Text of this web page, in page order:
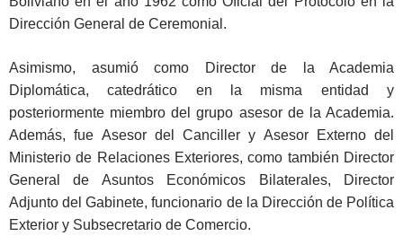
Dirección General de Ceremonial.
Asimismo, asumió como Director de la Academia
Diplomática, catedrático en la misma entidad y
posteriormente miembro del grupo asesor de la Academia.
Además, fue Asesor del Canciller y Asesor Externo del
Ministerio de Relaciones Exteriores, como también Director
General de Asuntos Económicos Bilaterales, Director
Adjunto del Gabinete, funcionario de la Dirección de Política
Exterior y Subsecretario de Comercio.